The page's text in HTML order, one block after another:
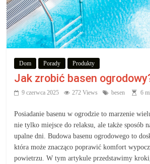
Dom Porady Produkty
Jak zrobić basen
9 czerwca 2025 272 Views besen 6
Posiadanie basenu w ogrodzie to marzenie
nie tylko miejsce do relaksu, ale także sposób
upalne dni. Budowa basenu ogrodowego to
która może znacząco poprawić komfort
powietrzu. W tym artykule przedstawimy